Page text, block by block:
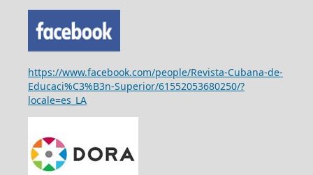
https://www.facebook.com/people/Revista-Cubana-de-
Educaci%C3%B3n-Superior/61552053680250/?
locale=es_LA